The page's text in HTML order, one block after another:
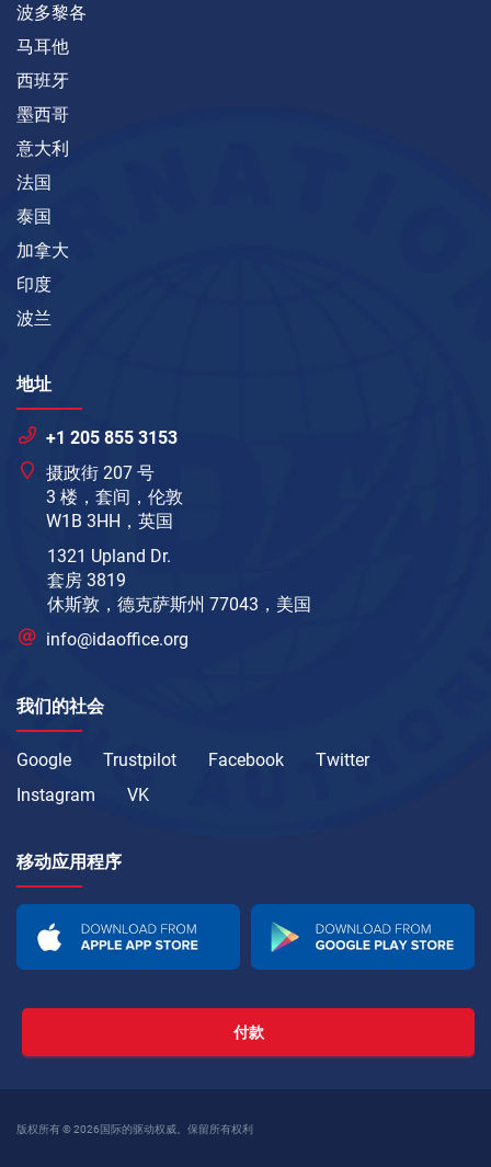
波多黎各
马耳他
西班牙
墨西哥
意大利
法国
泰国
加拿大
印度
波兰
地址
+1 205 855 3153
摄政街 207 号
3 楼，套间，伦敦
W1B 3HH，英国
1321 Upland Dr.
套房 3819
休斯敦，德克萨斯州 77043，美国
info@idaoffice.org
我们的社会
Google Trustpilot Facebook
Twitter
Instagram
VK
移动应用程序
付款
版权所有 © 2026国际的驱动权威。保留所有权利